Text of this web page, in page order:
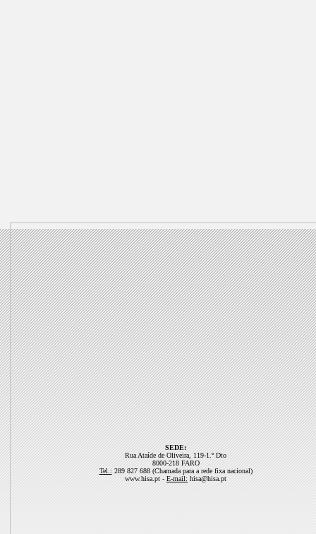
SEDE:
Rua Ataíde de Oliveira, 119-1.º Dto
8000-218 FARO
Tel.: 289 827 688 (Chamada para a rede fixa nacional)
www.hisa.pt - E-mail: hisa@hisa.pt